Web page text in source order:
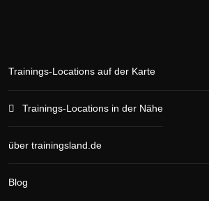
Trainings-Locations auf der Karte
Trainings-Locations in der Nähe
über trainingsland.de
Blog